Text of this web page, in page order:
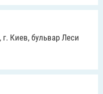
Киев, бульвар Леси